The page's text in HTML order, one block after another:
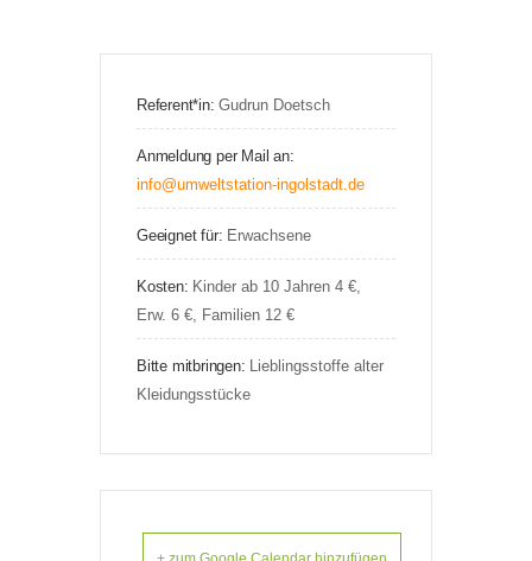
Referent*in:Gudrun Doetsch
Anmeldung per Mail an:
info@umweltstation-ingolstadt.de
Geeignet für: Erwachsene
Kosten: Kinder ab 10 Jahren 4 €,
Erw. 6 €, Familien 12 €
Bitte mitbringen: Lieblingsstoffe alter
Kleidungsstücke